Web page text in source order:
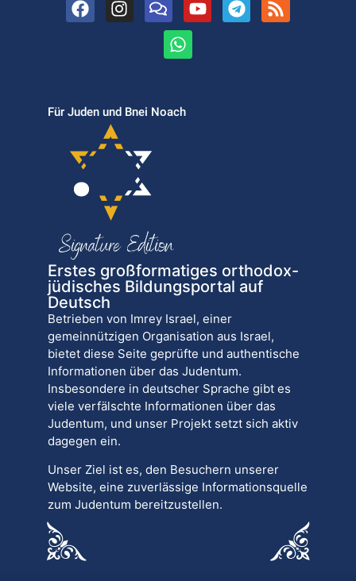
Für Juden und Bnei Noach
Erstes großformatiges orthodox-
jüdisches Bildungsportal auf
Deutsch
Betrieben von Imrey Israel, einer
gemeinnützigen Organisation aus Israel,
bietet diese Seite geprüfte und authentische
Informationen über das Judentum.
Insbesondere in deutscher Sprache gibt es
viele verfälschte Informationen über das
Judentum, und unser Projekt setzt sich aktiv
dagegen ein.
Unser Ziel ist es, den Besuchern unserer
Website, eine zuverlässige Informationsquelle
zum Judentum bereitzustellen.